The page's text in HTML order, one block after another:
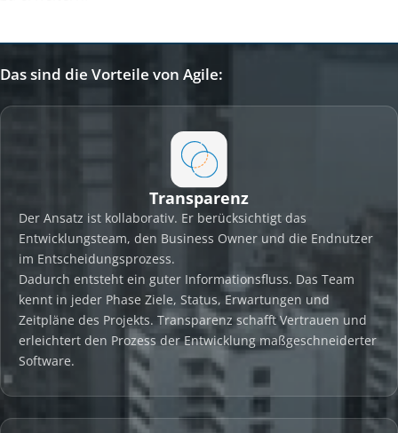
Das sind die Vorteile von Agile:
Transparenz
Der Ansatz ist kollaborativ. Er berücksichtigt das
Entwicklungsteam, den Business Owner und die Endnutzer
im Entscheidungsprozess.
Dadurch entsteht ein guter Informationsfluss. Das Team
kennt in jeder Phase Ziele, Status, Erwartungen und
Zeitpläne des Projekts. Transparenz schafft Vertrauen und
erleichtert den Prozess der Entwicklung maßgeschneiderter
Software.